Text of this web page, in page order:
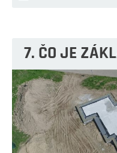
7. ČO JE